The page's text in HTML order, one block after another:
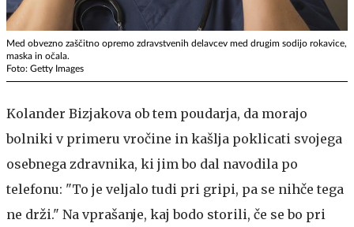
Med obvezno zaščitno opremo zdravstvenih delavcev med drugim sodijo rokavice,
maska in očala.
Foto: Getty Images
Kolander Bizjakova ob tem poudarja, da morajo
bolniki v primeru vročine in kašlja poklicati svojega
osebnega zdravnika, ki jim bo dal navodila po
telefonu: "To je veljalo tudi pri gripi, pa se nihče tega
ne drži." Na vprašanje, kaj bodo storili, če se bo pri